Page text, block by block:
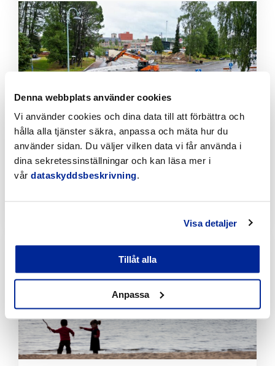
Denna webbplats använder cookies
Vi använder cookies och dina data till att förbättra och
hålla alla tjänster säkra, anpassa och mäta hur du
använder sidan. Du väljer vilken data vi får använda i
dina sekretessinställningar och kan läsa mer i
vår dataskyddsbeskrivning.
Visa detaljer
Tillåt alla
Anpassa
Klicka
för
att
läsa
artikeln
Tillfälliga trafikarrangemang vid Sikören samt i
korsningen mellan Stationsvägen och
Jakobsgatan
för
läsa